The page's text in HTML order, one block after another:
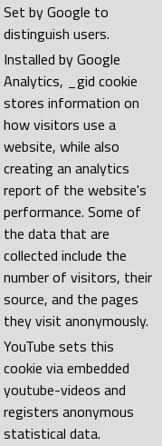
Set by Google to
distinguish users.
Installed by Google
Analytics, _gid cookie
stores information on
how visitors use a
website, while also
creating an analytics
report of the website's
performance. Some of
the data that are
collected include the
number of visitors, their
source, and the pages
they visit anonymously.
YouTube sets this
cookie via embedded
youtube-videos and
registers anonymous
statistical data.